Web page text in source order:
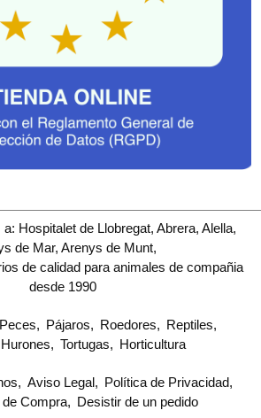
Hospitalet de Llobregat, Abrera, Alella,
de Mar, Arenys de Munt,
de calidad para animales de compañia
desde 1990
Peces Pájaros Roedores
Reptiles
Hurones Tortugas Horticultura
Aviso Legal
Política de Privacidad
Compra
Desistir de un pedido